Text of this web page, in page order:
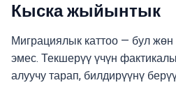
Кыска жыйынтык
Миграциялык каттоо — бул жөн
эмес. Текшерүү үчүн
алуучу тарап, билдирүүнү